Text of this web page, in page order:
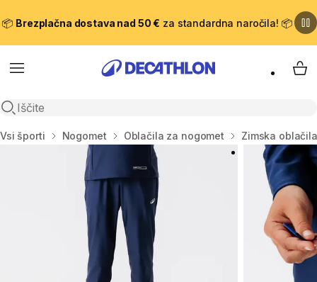
📦 Brezplačna dostava nad 50 € za standardna naročila! 📦
Meni
Odpri iskanje
Domov
Vsi športi Nogomet Oblačila za nogomet Zimska